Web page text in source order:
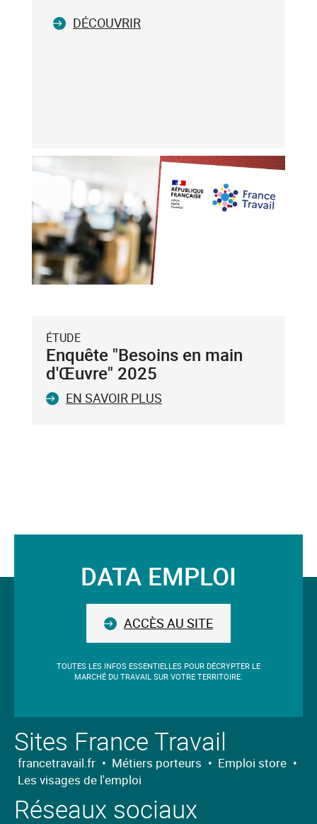
la
et
flèche
puis
validez-
le
avec
la
du
clavier.
Vous
ne
pouvez
clé
DÉCOUVRIR
ÉTUDE
Enquête "Besoins en main
d'Œuvre" 2025
EN SAVOIR PLUS
Suivez-DATA EMPLOI
ACCÈS AU SITE
TOUTES LES INFOS ESSENTIELLES POUR DÉCRYPTER LE
MARCHÉ DU TRAVAIL SUR VOTRE TERRITOIRE.
Sites France Travail
francetravail.fr • Métiers porteurs • Emploi store •
Les visages de l'emploi
Réseaux sociaux